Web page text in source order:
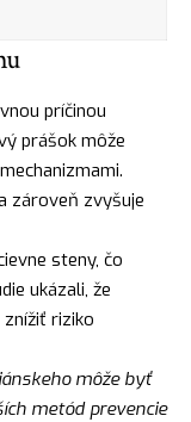
príčinou
prášok môže
zároveň zvyšuje
steny, čo
ukázali, že
riziko
môže byť
metód prevencie